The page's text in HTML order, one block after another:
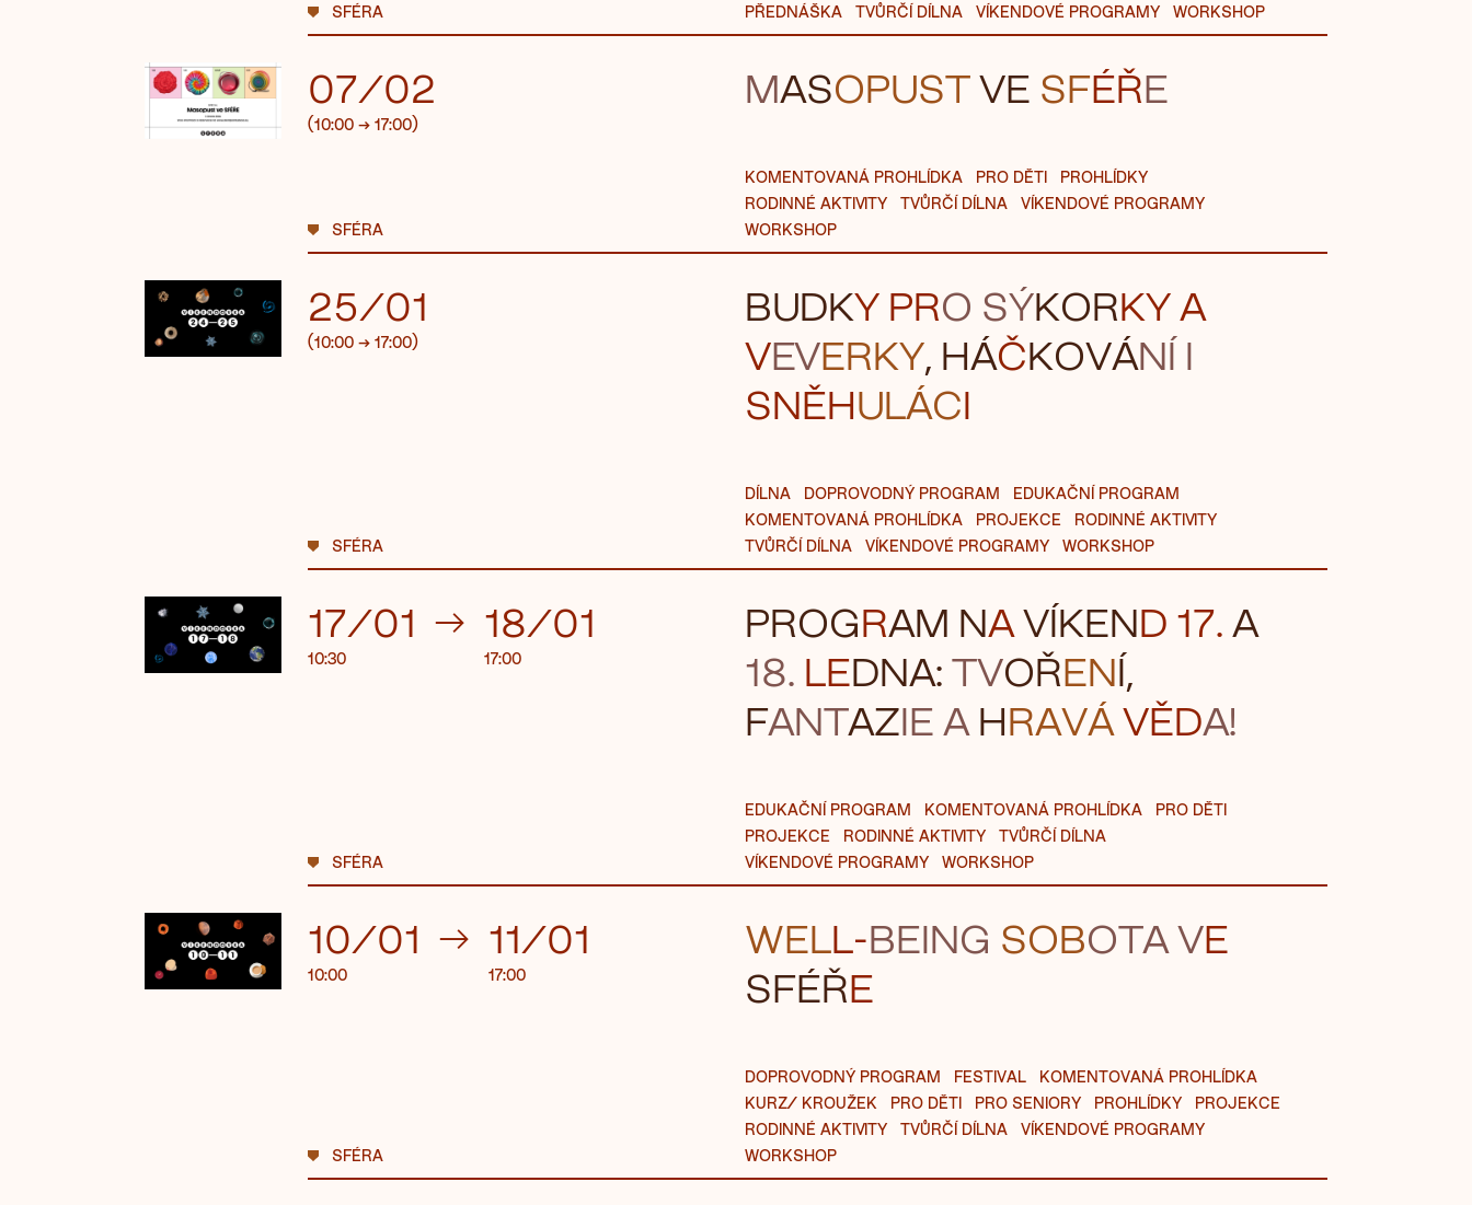
SFÉRA PŘEDNÁŠKA TVŮRČÍ DÍLNA VÍKENDOVÉ PROGRAMY WORKSHOP
07/02
(10:00 → 17:00)
SFÉRA
MASOPUSTVE SFÉŘE
KOMENTOVANÁ PROHLÍDKA PRO DĚTI
PROHLÍDKY
RODINNÉ AKTIVITY
TVŮRČÍ DÍLNA
VÍKENDOVÉ PROGRAMY
WORKSHOP
25/01
(10:00 → 17:00)
SFÉRA
BUDKY PRO SÝKORKY A
VEVERKY, HÁČKOVÁNÍ I
SNĚHULÁCI
DÍLNA DOPROVODNÝ PROGRAM
EDUKAČNÍ PROGRAM
KOMENTOVANÁ PROHLÍDKA
PROJEKCE
RODINNÉ AKTIVITY
TVŮRČÍ DÍLNA
VÍKENDOVÉ PROGRAMY WORKSHOP
17/01
10:30
→ 18/01
17:00
SFÉRA
PROGRAM NAVÍKEND 17. A
18. LEDNA: TVOŘENÍ,
FANTAZIE A HRAVÁVĚDA!
EDUKAČNÍ PROGRAM KOMENTOVANÁ PROHLÍDKA
PRO DĚTI
PROJEKCE
RODINNÉ AKTIVITY
TVŮRČÍ DÍLNA
VÍKENDOVÉ PROGRAMY
WORKSHOP
10/01
10:00
→ 11/01
17:00
SFÉRA
WELL-BEING SOBOTA VE
SFÉŘE
DOPROVODNÝ PROGRAM FESTIVAL
KOMENTOVANÁ PROHLÍDKA
KURZ/ KROUŽEK
PRO DĚTI PRO SENIORY PROHLÍDKY
PROJEKCE
RODINNÉ AKTIVITY
TVŮRČÍ DÍLNA
VÍKENDOVÉ PROGRAMY
WORKSHOP